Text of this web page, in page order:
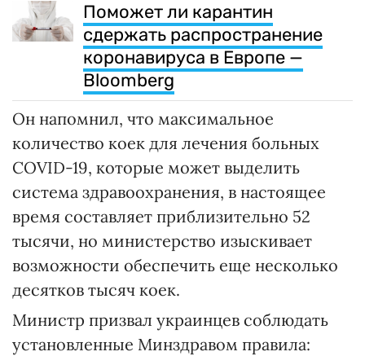
Поможет ли карантин
сдержать распространение
коронавируса в Европе —
Bloomberg
Он напомнил, что максимальное
количество коек для лечения больных
COVID-19, которые может выделить
система здравоохранения, в настоящее
время составляет приблизительно 52
тысячи, но министерство изыскивает
возможности обеспечить еще несколько
десятков тысяч коек.
Министр призвал украинцев соблюдать
установленные Минздравом правила: